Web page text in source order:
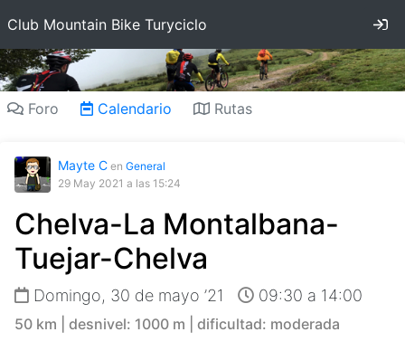
Club Mountain Bike Turyciclo
Foro Calendario Rutas
Mayte C en General
29 May 2021 a las 15:24
Chelva-La Montalbana-
Tuejar-Chelva
Domingo, 30 de mayo ’21 09:30 a 14:00
50 km | desnivel: 1000 m | dificultad: moderada